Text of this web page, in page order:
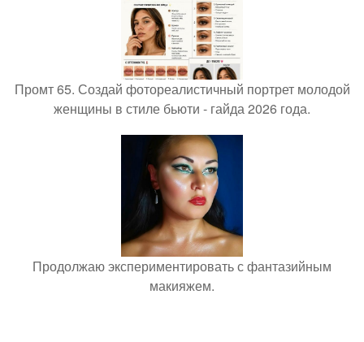
Промт 65. Создай фотореалистичный портрет молодой
женщины в стиле бьюти - гайда 2026 года.
Продолжаю экспериментировать с фантазийным
макияжем.